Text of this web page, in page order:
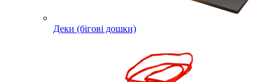
Деки (бігові дошки)